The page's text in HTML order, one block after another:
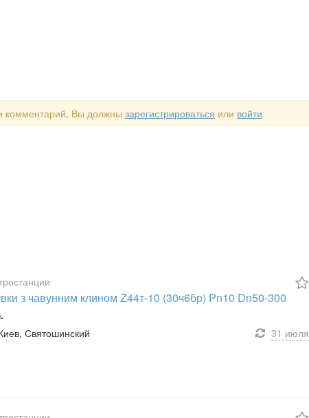
комментарий, Вы должны зарегистрироваться или войти.
з чавунним клином Z44т-10 (30ч6бр) Pn10 Dn50-300
Святошинский
31 июля